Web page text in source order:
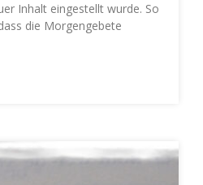
Inhalt eingestellt wurde. So
die Morgengebete